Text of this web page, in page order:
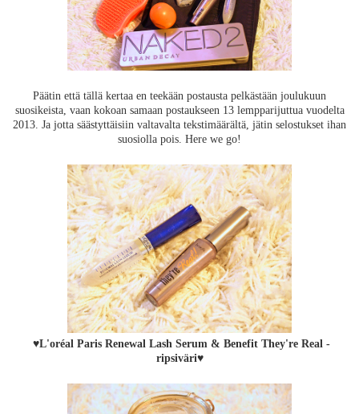
Päätin että tällä kertaa en teekään postausta pelkästään joulukuun
suosikeista, vaan kokoan samaan postaukseen 13 lempparijuttua vuodelta
2013. Ja jotta säästyttäisiin valtavalta tekstimäärältä, jätin selostukset ihan
suosiolla pois. Here we go!
♥L'oréal Paris Renewal Lash Serum & Benefit They're Real -
ripsiväri♥